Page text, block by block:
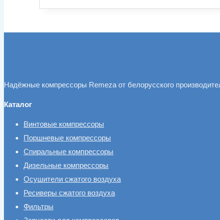
Надёжные компрессоры Remeza от белорусского
Каталог
Винтовые компрессоры
Поршневые компрессоры
Спиральные компрессоры
Дизельные компрессоры
Осушители сжатого воздуха
Ресиверы сжатого воздуха
Фильтры